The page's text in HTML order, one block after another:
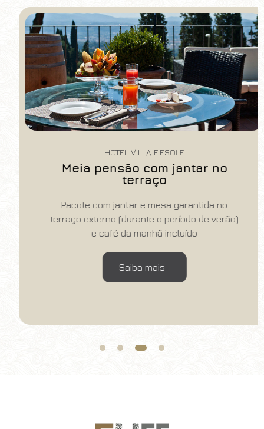
HOTEL VILLA FIESOLE
Meia pensão com jantar no
terraço
Pacote com jantar e mesa garantida no
terraço externo (durante o período de verão)
e café da manhã incluído
Saiba mais